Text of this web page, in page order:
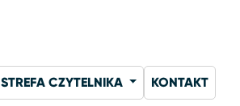
STREFA CZYTELNIKA KONTAKT